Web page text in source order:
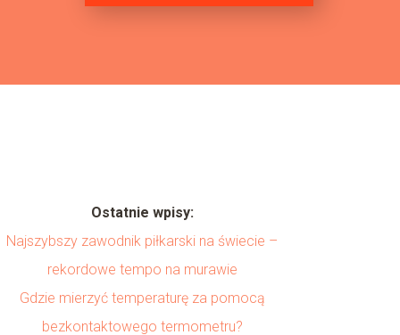
Ostatnie wpisy:
Najszybszy zawodnik piłkarski na świecie –
rekordowe tempo na murawie
Gdzie mierzyć temperaturę za pomocą
bezkontaktowego termometru?